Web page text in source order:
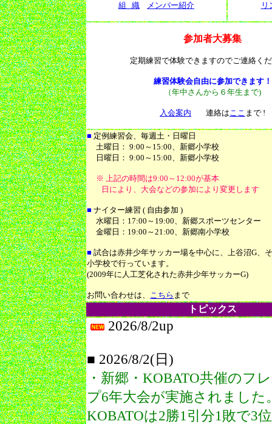
組 織 メンバー紹介 リ
参加者大募集
定期練習で体験できますのでご連絡く
練習体験会自由に参加できます！
（年中さんから６年生まで)
入会案内 連絡はここ まで !
■ 定例練習会、毎週土・日曜日
土曜日： 9:00～15:00、新郷小学校
日曜日： 9:00～15:00、新郷小学校
※ 上記の時間は9:00～12:00が基本
日により、大会などの参加により変更します
■ ナイター練習 ( 自由参加 )
水曜日：17:00～19:00、新郷スポーツセンター
金曜日：19:00～21:00、新郷南小学校
■ 試合は赤井少年サッカー場を中心に、上谷沼G、
小学校で行っています。
(2009年に人工芝化された赤井少年サッカーG)
お問い合わせは、 こちら まで
トピックス
2026/8/2up
■ 2026/8/2(日)
・新郷・KOBATO共催のフ
プ6年大会が実施されました
KOBATOは2勝1引分1敗で3